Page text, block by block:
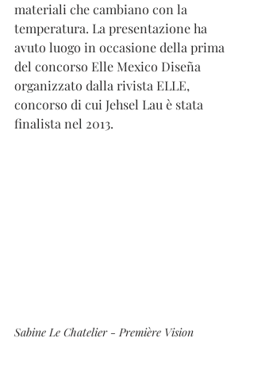
materiali che cambiano con la
temperatura. La presentazione ha
avuto luogo in occasione della prima
del concorso Elle Mexico Diseña
organizzato dalla rivista ELLE,
concorso di cui Jehsel Lau è stata
finalista nel 2013.
Sabine Le Chatelier - Première Vision